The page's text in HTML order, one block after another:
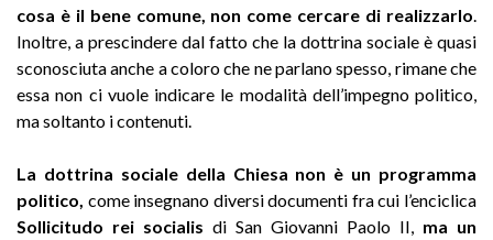
cosa è il bene comune, non come cercare di realizzarlo
Inoltre, a prescindere dal fatto che la dottrina sociale è quasi
sconosciuta anche a coloro che ne parlano spesso, rimane che
essa non ci vuole indicare le modalità dell’impegno politico,
ma soltanto i contenuti.
La dottrina sociale della Chiesa non è un programma
politico, come insegnano diversi documenti fra cui l’enciclica
Sollicitudo rei socialis di San Giovanni Paolo II,
ma un